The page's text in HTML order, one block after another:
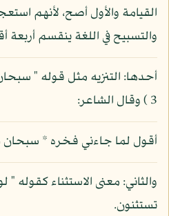
القيامة والأول أصح، لأنهم
والتسبيح في اللغة ينقسم أربعة
أحدها: التنزيه مثل قوله "
3 ) وقال الشاعر:
أقول لما جاءني فخره * سبحان
تستثنون.